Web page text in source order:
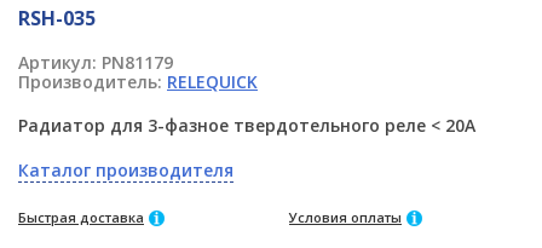
RSH-035
Артикул: PN81179
Производитель: RELEQUICK
Радиатор для 3-фазное твердотельного реле < 20A
Каталог производителя
Быстрая доставка Условия оплаты